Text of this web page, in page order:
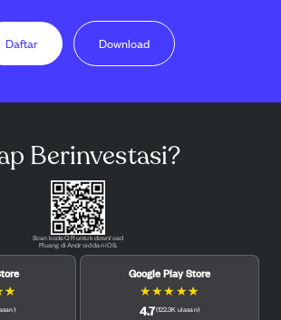
Daftar Download
Berinvestasi?
Scan kode QR untuk download
Pluang di Android dan iOS.
★
)
Google Play Store
★★★ ★★
4.7(122.3K ulasan)